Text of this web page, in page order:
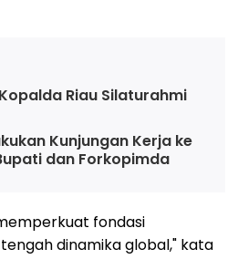
Riau Silaturahmi
Kunjungan Kerja ke
dan Forkopimda
fondasi
dinamika global," kata